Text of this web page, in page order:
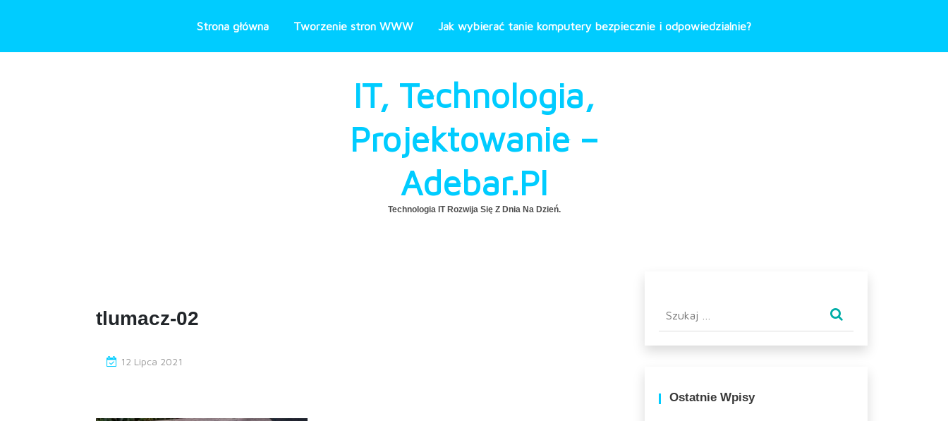
Strona główna Tworzenie stron WWW Jak wybierać tanie komputery bezpiecznie i odpowiedzialnie?
IT, Technologia,
Projektowanie –
Adebar.pl
Technologia IT Rozwija Się Z Dnia Na Dzień.
tlumacz-02
12 Lipca 2021
Ostatnie Wpisy